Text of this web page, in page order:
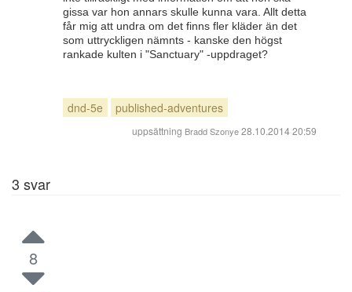
gissa var hon annars skulle kunna vara. Allt detta
får mig att undra om det finns fler kläder än det
som uttryckligen nämnts - kanske den högst
rankade kulten i "Sanctuary" -uppdraget?
dnd-5e published-adventures
uppsättning Bradd Szonye28.10.2014 20:59
3 svar
8